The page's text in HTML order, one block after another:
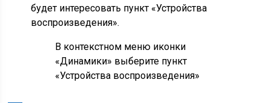
будет интересовать пункт «Устройства
воспроизведения».
В контекстном меню иконки
«Динамики» выберите пункт
«Устройства воспроизведения»